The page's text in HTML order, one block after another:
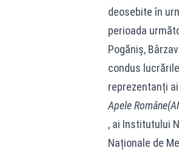
deosebite în
perioada
Pogăniș,
condus
reprezentanți
Apele
, ai Institutului
Naționale de